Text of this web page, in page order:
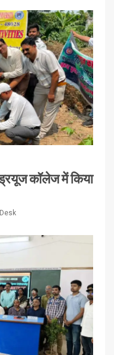
कॉलेज में किया